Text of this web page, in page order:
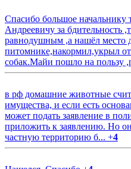
Спасибо большое
Андреевичу за бдительность
равнодушным ,а нашёл место
питомнике,накормил,укрыл
собак.Майи пошло на пользу
в рф домашние животные
имущества, и если есть
может подать заявление в
приложить к заявлению. Но
частную территорию б... +4